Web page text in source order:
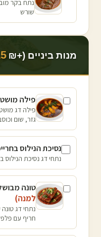
נתח בקר
שורש
מנות ביניים (+₪
פילה
פילה דג
גזר, שום
נסיכת הנילוס
נתחי דג נסיכת הנילוס
טונה
למנה)
נתחי דג
חריף עם